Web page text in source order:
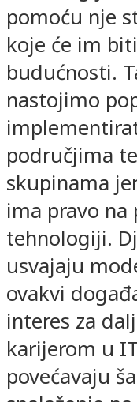
pomoću nje
koje će im
budućnosti.
nastojimo
područjima
skupinama
ima pravo
tehnologiji.
usvajaju
ovakvi
interes za
karijerom u
povećavaju